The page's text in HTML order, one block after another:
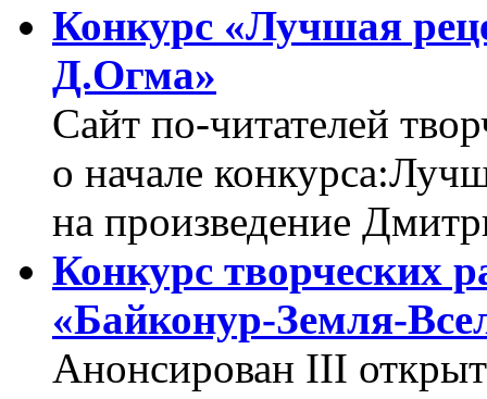
Конкурс «Лучшая
Д.Огма»
Сайт по-читателей
о начале
на произведение
Конкурс творческих
«Байконур-Земля-
Анонсирован III